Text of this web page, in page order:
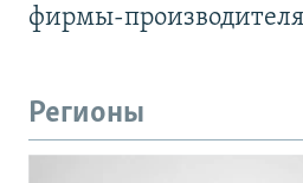
фирмы-
Регионы